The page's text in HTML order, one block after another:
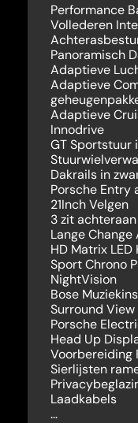
Performance
Vollederen
Panoramisch
Adaptieve
Adaptieve
Adaptieve
Innodrive
GT Sportstuur
Dakrails in
Porsche Entry
21Inch Velgen
3 zit achteraan
Lange Change
HD Matrix
Sport Chrono
NightVision
Bose
Surround
Porsche
Head Up
Voorbereiding
Sierlijsten
Laadkabels
…